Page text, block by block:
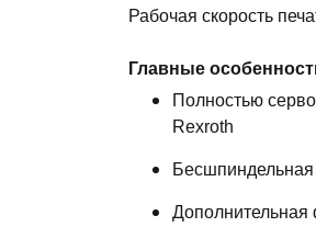
Рабочая скорость
Главные
Полностью
Rexroth
Бесшпиндельная
Дополнительная